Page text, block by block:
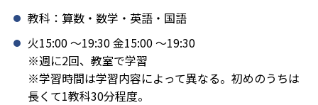
教科：算数・数学・英語・国語
火15:00 〜19:30 金15:00 〜19:30
※週に2回、教室で学習
※学習時間は学習内容によって異なる。初めのうちは
長くて1教科30分程度。